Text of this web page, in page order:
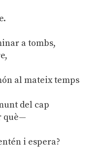
a tombs,
al mateix temps
del cap
què—
i espera?